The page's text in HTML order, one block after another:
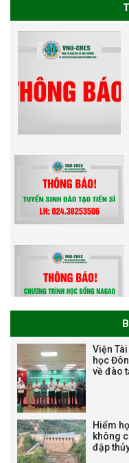
Viện
học
về đào
Hiểm
không
đập